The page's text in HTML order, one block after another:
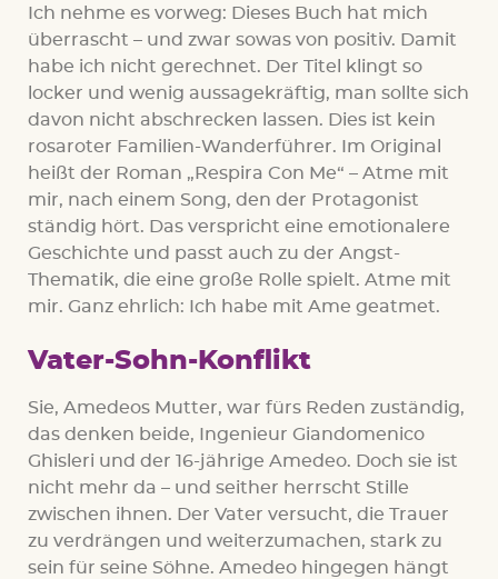
Ich nehme es vorweg: Dieses Buch hat mich
überrascht – und zwar sowas von positiv. Damit
habe ich nicht gerechnet. Der Titel klingt so
locker und wenig aussagekräftig, man sollte sich
davon nicht abschrecken lassen. Dies ist kein
rosaroter Familien-Wanderführer. Im Original
heißt der Roman „Respira Con Me“ – Atme mit
mir, nach einem Song, den der Protagonist
ständig hört. Das verspricht eine emotionalere
Geschichte und passt auch zu der Angst-
Thematik, die eine große Rolle spielt. Atme mit
mir. Ganz ehrlich: Ich habe mit Ame geatmet.
Vater-Sohn-Konflikt
Sie, Amedeos Mutter, war fürs Reden zuständig,
das denken beide, Ingenieur Giandomenico
Ghisleri und der 16-jährige Amedeo. Doch sie ist
nicht mehr da – und seither herrscht Stille
zwischen ihnen. Der Vater versucht, die Trauer
zu verdrängen und weiterzumachen, stark zu
sein für seine Söhne. Amedeo hingegen hängt